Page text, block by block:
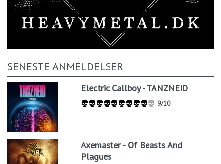
SENESTE ANMELDELSER
Electric Callboy - TANZNEID
9/10
Axemaster - Of Beasts And
Plagues